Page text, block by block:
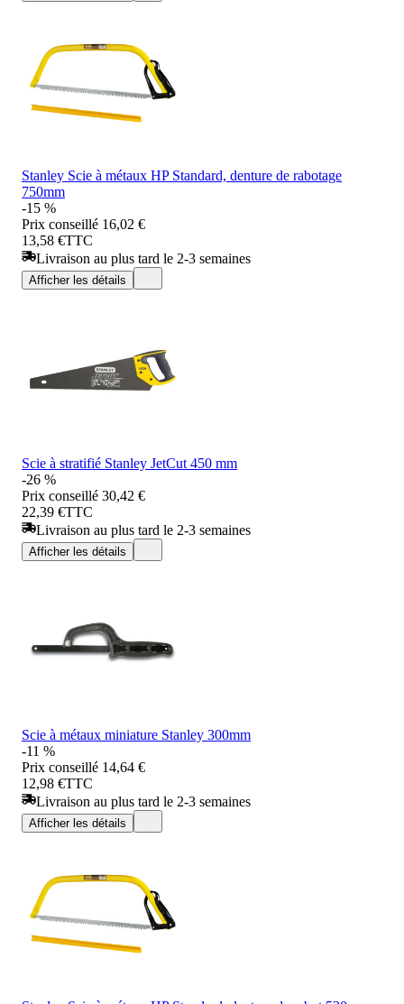
Stanley Scie à métaux HP Standard, denture de rabotage
750mm
-15 %
Prix conseillé 16,02 €
13,58 €TTC
Livraison au plus tard le 2-3 semaines
Afficher les détails
Scie à stratifié Stanley JetCut 450 mm
-26 %
Prix conseillé 30,42 €
22,39 €TTC
Livraison au plus tard le 2-3 semaines
Afficher les détails
Scie à métaux miniature Stanley 300mm
-11 %
Prix conseillé 14,64 €
12,98 €TTC
Livraison au plus tard le 2-3 semaines
Afficher les détails